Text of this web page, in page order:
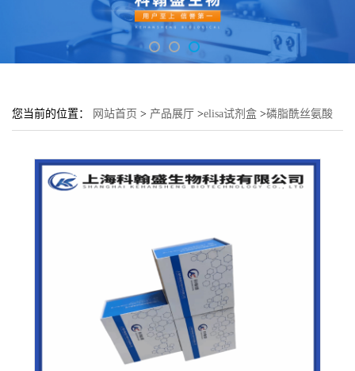
您当前的位置： 网站首页 > 产品展厅 >elisa试剂盒 >磷脂酰丝氨酸